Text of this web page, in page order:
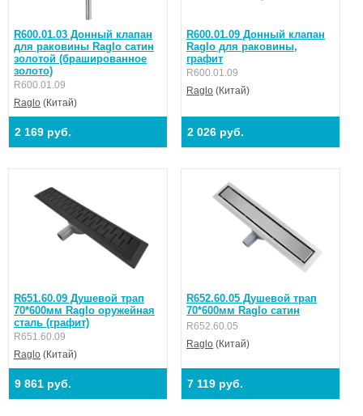
R600.01.03 Донный клапан
для раковины Raglo сатин
золотой (брашированное
золото)
R600.01.09
Raglo (Китай)
2 169 руб.
R600.01.09 Донный клапан
Raglo для раковины,
графит
R600.01.09
Raglo (Китай)
2 026 руб.
R651.60.09 Душевой трап
70*600мм Raglo оружейная
сталь (графит)
R651.60.09
Raglo (Китай)
9 861 руб.
R652.60.05 Душевой трап
70*600мм Raglo сатин
R652.60.05
Raglo (Китай)
7 119 руб.